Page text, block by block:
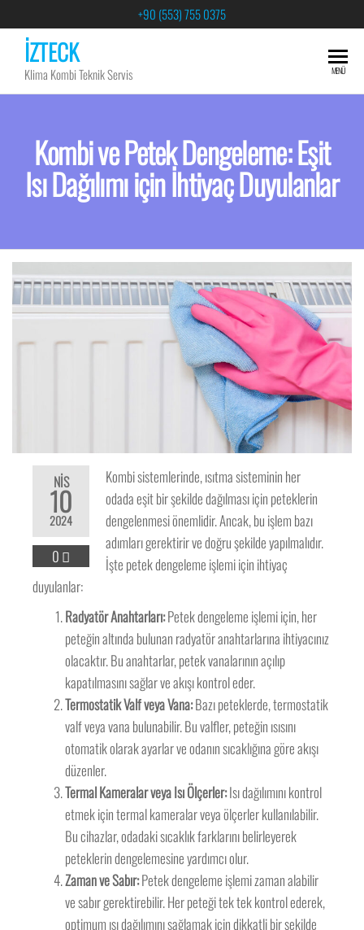
+90 (553) 755 0375
İZTECK
Klima Kombi Teknik Servis MENÜ
Kombi ve Petek Dengeleme: Eşit
Isı Dağılımı için İhtiyaç Duyulanlar
NIS
10
2024
0
Kombi sistemlerinde, ısıtma sisteminin her
odada eşit bir şekilde dağılması için peteklerin
dengelenmesi önemlidir. Ancak, bu işlem bazı
adımları gerektirir ve doğru şekilde yapılmalıdır.
İşte petek dengeleme işlemi için ihtiyaç
duyulanlar:
Radyatör Anahtarları:Petek dengeleme işlemi için, her
peteğin altında bulunan radyatör anahtarlarına ihtiyacınız
olacaktır. Bu anahtarlar, petek vanalarının açılıp
kapatılmasını sağlar ve akışı kontrol eder.
Termostatik Valf veya Vana:Bazı peteklerde, termostatik
valf veya vana bulunabilir. Bu valfler, peteğin ısısını
otomatik olarak ayarlar ve odanın sıcaklığına göre akışı
düzenler.
Termal Kameralar veya Isı Ölçerler:Isı dağılımını kontrol
etmek için termal kameralar veya ölçerler kullanılabilir.
Bu cihazlar, odadaki sıcaklık farklarını belirleyerek
peteklerin dengelemesine yardımcı olur.
Zaman ve Sabır:Petek dengeleme işlemi zaman alabilir
ve sabır gerektirebilir. Her peteği tek tek kontrol ederek,
optimum ısı dağılımını sağlamak için dikkatli bir şekilde